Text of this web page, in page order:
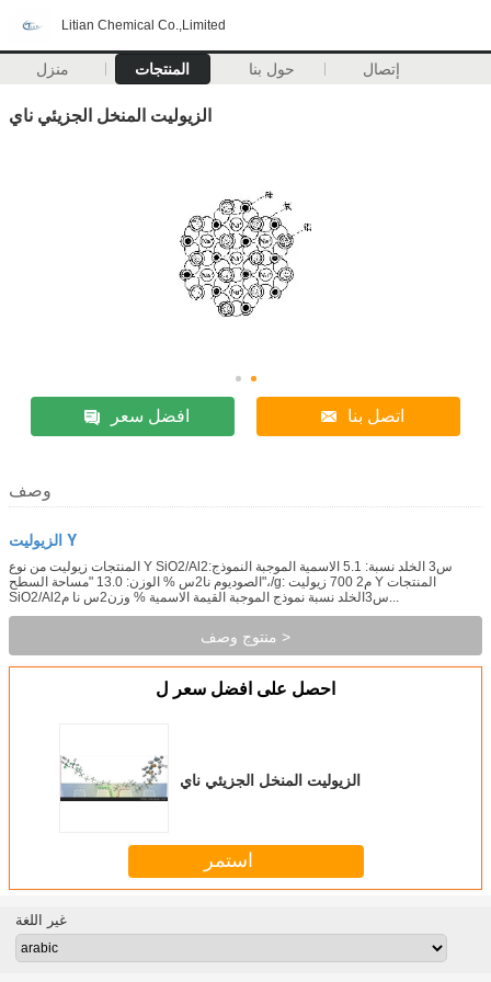
Litian Chemical Co.,Limited
منزل المنتجات حول بنا إتصال
الزيوليت المنخل الجزيئي ناي
افضل سعر اتصل بنا
وصف
الزيوليت Y
المنتجات زيوليت من نوع Y SiO2/Al2س3 الخلد نسبة: 5.1 الاسمية الموجبة النموذج:
الصوديوم نا2س % الوزن: 13.0 "مساحة السطح"،/g: م2 700 زيوليت Y المنتجات
SiO2/Al2س3الخلد نسبة نموذج الموجبة القيمة الاسمية % وزن2س نا م...
منتوج وصف >
احصل على افضل سعر ل
الزيوليت المنخل الجزيئي ناي
استمر
غير اللغة